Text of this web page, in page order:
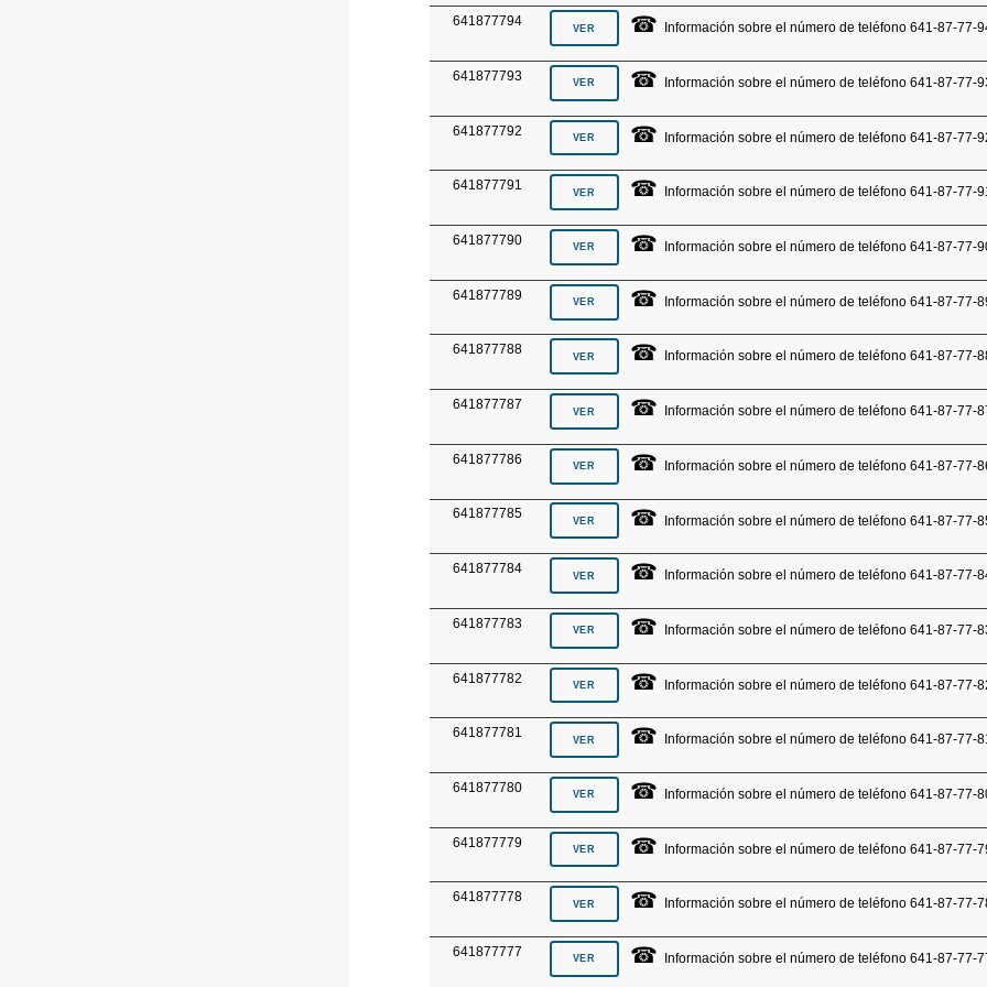
641877794 ☎ Información sobre el número de teléfono 641-87-77-
641877793 ☎ Información sobre el número de teléfono 641-87-77-
641877792 ☎ Información sobre el número de teléfono 641-87-77-
641877791 ☎ Información sobre el número de teléfono 641-87-77-91
641877790 ☎ Información sobre el número de teléfono 641-87-77-
641877789 ☎ Información sobre el número de teléfono 641-87-77-
641877788 ☎ Información sobre el número de teléfono 641-87-77-
641877787 ☎ Información sobre el número de teléfono 641-87-77-
641877786 ☎ Información sobre el número de teléfono 641-87-77-
641877785 ☎ Información sobre el número de teléfono 641-87-77-
641877784 ☎ Información sobre el número de teléfono 641-87-77-
641877783 ☎ Información sobre el número de teléfono 641-87-77-
641877782 ☎ Información sobre el número de teléfono 641-87-77-
641877781 ☎ Información sobre el número de teléfono 641-87-77-81
641877780 ☎ Información sobre el número de teléfono 641-87-77-
641877779 ☎ Información sobre el número de teléfono 641-87-77-
641877778 ☎ Información sobre el número de teléfono 641-87-77-
641877777 ☎ Información sobre el número de teléfono 641-87-77-